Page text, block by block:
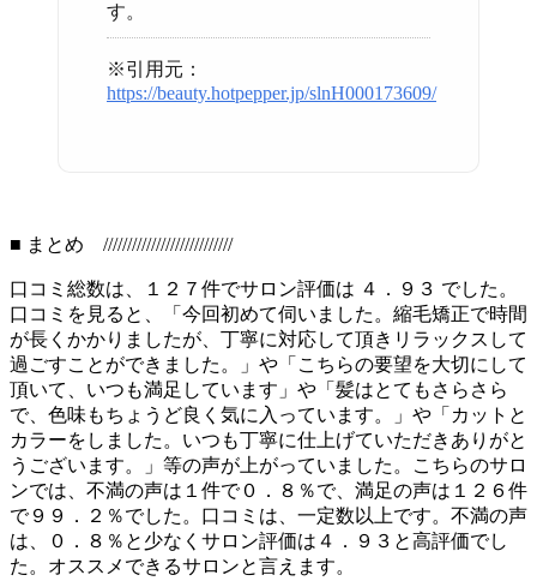
す。
※引用元：
https://beauty.hotpepper.jp/slnH000173609/
■ まとめ ///////////////////////////
口コミ総数は、１２７件でサロン評価は ４．９３ でした。
口コミを見ると、「今回初めて伺いました。縮毛矯正で時間
が長くかかりましたが、丁寧に対応して頂きリラックスして
過ごすことができました。」や「こちらの要望を大切にして
頂いて、いつも満足しています」や「髪はとてもさらさら
で、色味もちょうど良く気に入っています。」や「カットと
カラーをしました。いつも丁寧に仕上げていただきありがと
うございます。」等の声が上がっていました。こちらのサロ
ンでは、不満の声は１件で０．８％で、満足の声は１２６件
で９９．２％でした。口コミは、一定数以上です。不満の声
は、０．８％と少なくサロン評価は４．９３と高評価でし
た。オススメできるサロンと言えます。